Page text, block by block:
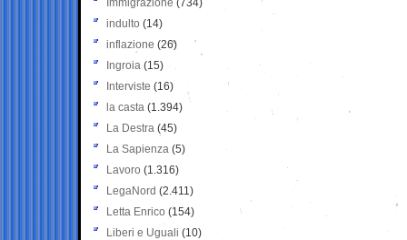
Immigrazione (734)
indulto (14)
inflazione (26)
Ingroia (15)
Interviste (16)
la casta (1.394)
La Destra (45)
La Sapienza (5)
Lavoro (1.316)
LegaNord (2.411)
Letta Enrico (154)
Liberi e Uguali (10)